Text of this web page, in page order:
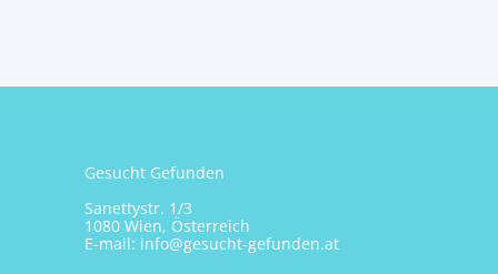
Gesucht Gefunden
Sanettystr. 1/3
1080 Wien, Österreich
E-mail: info@gesucht-gefunden.at